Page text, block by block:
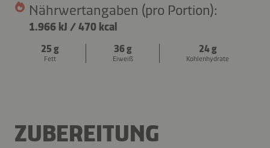
Nährwertangaben (pro Portion):
1.966 kJ /470 kcal
25 g
Fett
36 g
Eiweiß
24 g
Kohlenhydrate
ZUBEREITUNG